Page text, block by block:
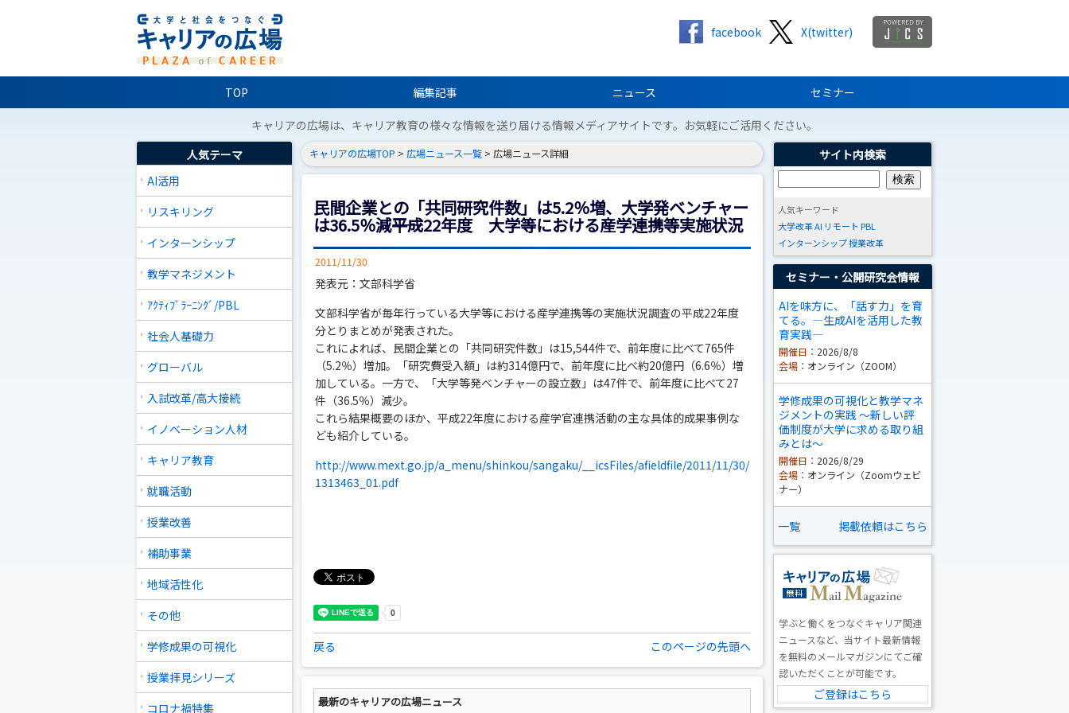
X(twitter)
facebook
TOP 編集記事 ニュース セミナー
キャリアの広場は、キャリア教育の様々な情報を送り届ける情報メディアサイトです。お気軽にご活用ください。
人気テーマ
AI活用
リスキリング
インターンシップ
教学マネジメント
ｱｸﾃｨﾌﾞﾗｰﾆﾝｸﾞ/PBL
社会人基礎力
グローバル
入試改革/高大接続
イノベーション人材
キャリア教育
就職活動
授業改善
補助事業
地域活性化
その他
学修成果の可視化
授業拝見シリーズ
コロナ禍特集
キャリアの広場TOP > 広場ニュース一覧 > 広場ニュース詳細
民間企業との「共同研究件数」は5.2％増、大学発ベンチャー
は36.5％減――平成22年度 大学等における産学連携等実施状況
2011/11/30
発表元：文部科学省
文部科学省が毎年行っている大学等における産学連携等の実施状況調査の平成22年度
分とりまとめが発表された。
これによれば、民間企業との「共同研究件数」は15,544件で、前年度に比べて765件
（5.2％）増加。「研究費受入額」は約314億円で、前年度に比べ約20億円（6.6％）増
加している。一方で、「大学等発ベンチャーの設立数」は47件で、前年度に比べて27
件（36.5％）減少。
これら結果概要のほか、平成22年度における産学官連携活動の主な具体的成果事例な
ども紹介している。
http://www.mext.go.jp/a_menu/shinkou/sangaku/__icsFiles/afieldfile/2011/11/30/
1313463_01.pdf
戻る このページの先頭へ
最新のキャリアの広場ニュース
サイト内検索
人気キーワード
大学改革AI リモート PBL
インターンシップ授業改革
セミナー・公開研究会情報
AIを味方に、「話す力」を育
てる。―生成AIを活用した教
育実践―
開催日： 2026/8/8
会場： オンライン（ZOOM）
学修成果の可視化と教学マネ
ジメントの実践 ～新しい評
価制度が大学に求める取り組
みとは～
開催日： 2026/8/29
会場： オンライン（Zoomウェビ
ナー）
一覧 掲載依頼はこちら
学ぶと働くをつなぐキャリア関連
ニュースなど、当サイト最新情報
を無料のメールマガジンにてご確
認いただくことが可能です。
ご登録はこちら